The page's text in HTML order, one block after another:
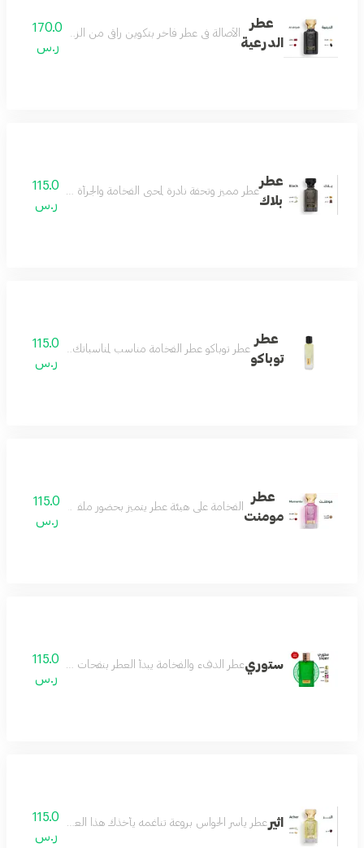
عطر
الدرعية
الأصالة في عطر فاخر بتكوين راقي من الزعفران والمسك
170.0
ر.س
عطر
بلاك
عطر مميز وتحفة نادرة لمحبي الفخامة والجرأة مزيج من رائحة
115.0
ر.س
عطر
توباكو
عطر توباكو عطر الفخامة مناسب لمناسباتك الفخمة يثبت
115.0
ر.س
عطر
مومنت
الفخامة على هيئة عطر يتميز بحضور ملفت وفوحان طاغي
115.0
ر.س
ستوريعطر الدفء والفخامة يبدأ العطر بنفحات اللوز الدافئ
115.0
ر.س
اثير عطر ياسر الحواس بروعة تناغمه يأخذك هذا العطر في رحلة من
115.0
ر.س